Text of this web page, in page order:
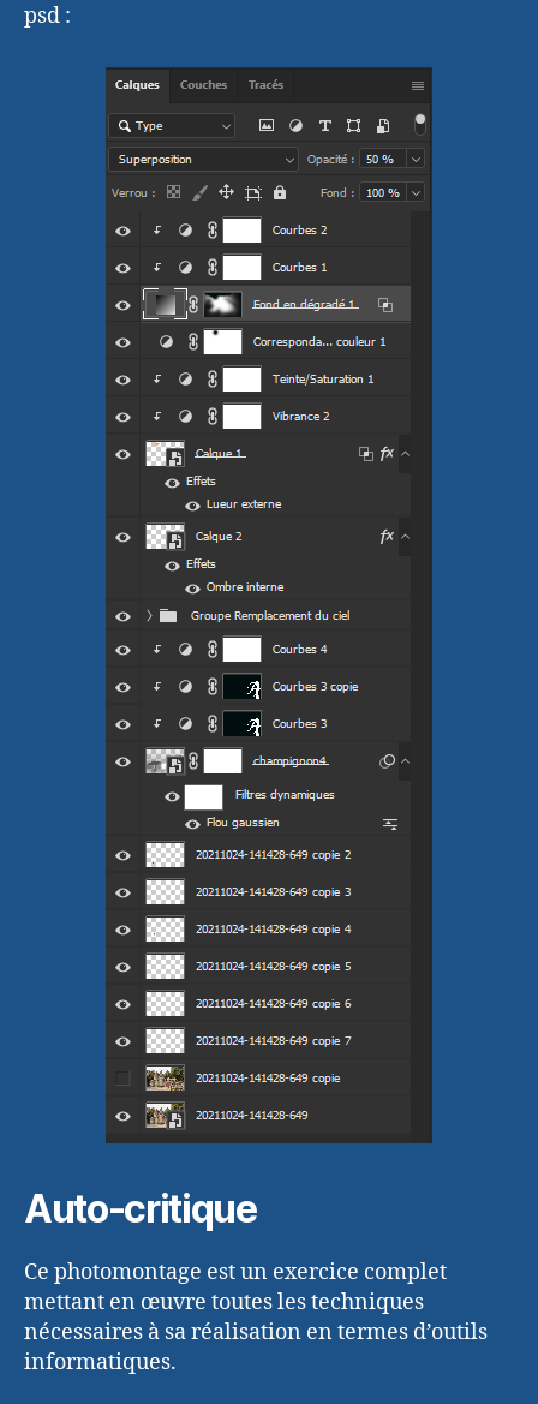
psd :
Auto-critique
Ce photomontage est un exercice complet
mettant en œuvre toutes les techniques
nécessaires à sa réalisation en termes d’outils
informatiques.